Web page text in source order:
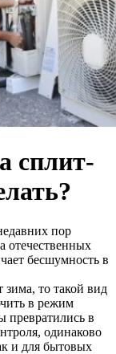
сплит-
пор
отечественных
бесшумность в
зима, то такой вид
в режим
превратились в
одинаково
и для бытовых